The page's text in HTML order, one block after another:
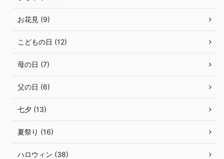
お花見 (9)
こどもの日 (12)
母の日 (7)
父の日 (6)
七夕 (13)
夏祭り (16)
ハロウィン (38)